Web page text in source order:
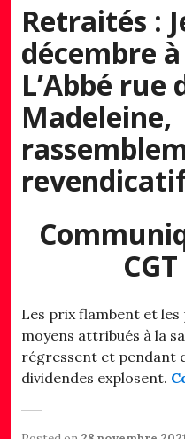
Retraités :
décembre
L’Abbé rue
Madeleine,
Les prix flambent et les
moyens attribués à la
régressent et pendant
dividendes explosent.